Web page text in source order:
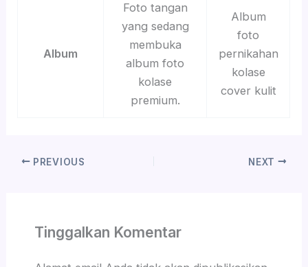
Album
Foto tangan
yang sedang
membuka
album foto
kolase
premium.
Album
foto
pernikahan
kolase
cover kulit
PREVIOUS NEXT
Tinggalkan Komentar